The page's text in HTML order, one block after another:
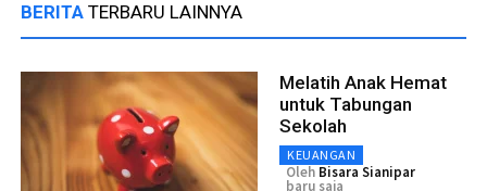
BERITA TERBARU LAINNYA
Melatih Anak Hemat
untuk Tabungan
Sekolah
KEUANGAN
Oleh Bisara Sianipar
baru saja